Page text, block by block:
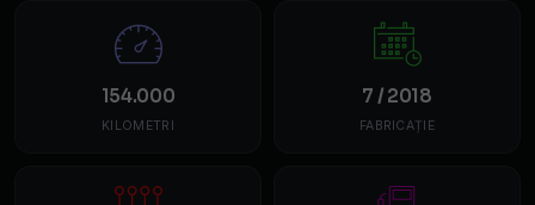
154.000
KILOMETRI
7 / 2018
FABRICAȚIE